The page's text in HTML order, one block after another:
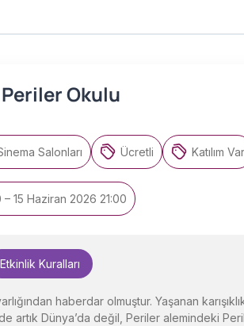
Okulu
Salonları Ücretli Katılım Var
– 15 Haziran 2026 21:00
Etkinlik Kuralları
haberdar olmuştur. Yaşanan
artık Dünya’da değil, Periler alemindeki